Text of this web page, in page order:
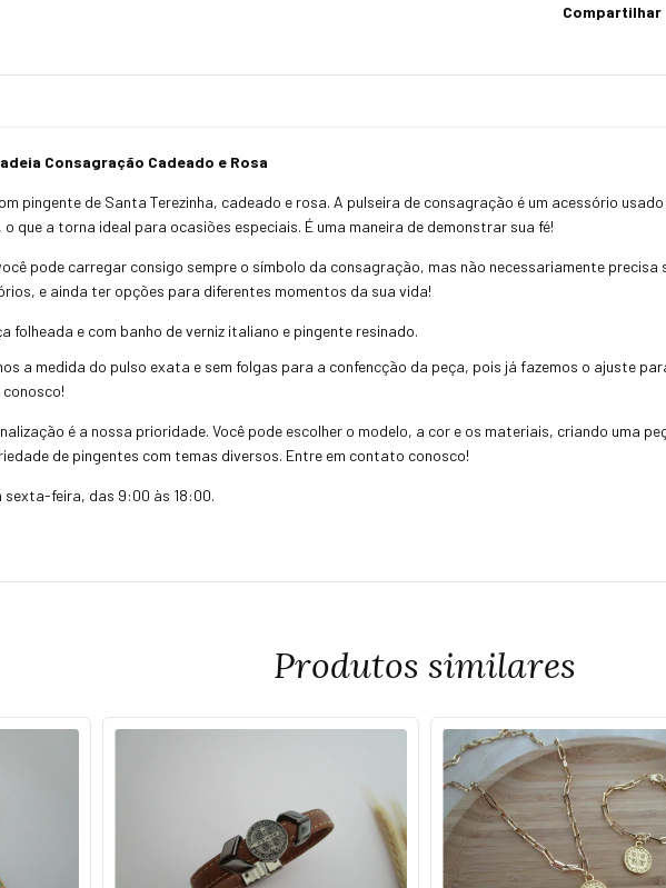
Compartilhar
Consagração Cadeado e Rosa
pingente de Santa Terezinha, cadeado e rosa. A pulseira de consagração é um acessório
que a torna ideal para ocasiões especiais. É uma maneira de demonstrar sua fé!
pode carregar consigo sempre o símbolo da consagração, mas não necessariamente precisa
e ainda ter opções para diferentes momentos da sua vida!
folheada e com banho de verniz italiano e pingente resinado.
a medida do pulso exata e sem folgas para a confencção da peça, pois já fazemos o ajuste
é a nossa prioridade. Você pode escolher o modelo, a cor e os materiais, criando uma
de pingentes com temas diversos. Entre em contato conosco!
sexta-feira, das 9:00 às 18:00.
Produtos similares